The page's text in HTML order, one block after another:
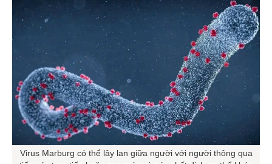
Virus Marburg có thể lây lan giữa người với người thông qua